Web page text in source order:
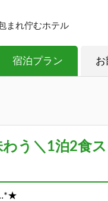
まれ佇むホテル
宿泊プラン お
う＼1泊2食